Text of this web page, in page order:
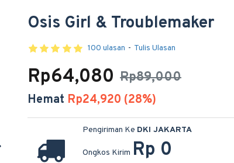
Osis Girl & Troublemaker
100 ulasan - Tulis Ulasan
Rp89,000
Rp64,080
Hemat Rp24,920 (28%)
Pengiriman Ke DKI JAKARTA
Ongkos Kirim Rp 0